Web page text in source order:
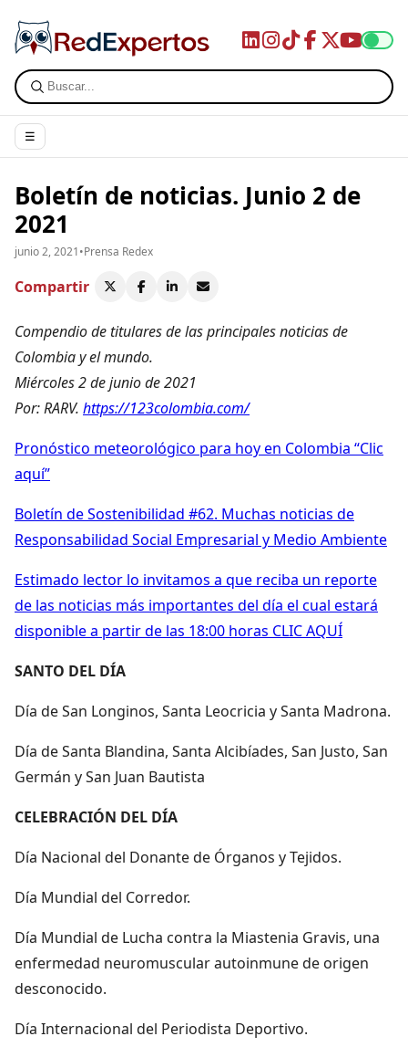
☰
Boletín de noticias. Junio 2 de
2021
junio 2, 2021•Prensa Redex
Compartir
Compendio de titulares de las principales noticias de
Colombia y el mundo.
Miércoles 2 de junio de 2021
Por: RARV. https://123colombia.com/
Pronóstico meteorológico para hoy en Colombia “Clic
aquí”
Boletín de Sostenibilidad #62. Muchas noticias de
Responsabilidad Social Empresarial y Medio Ambiente
Estimado lector lo invitamos a que reciba un reporte
de las noticias más importantes del día el cual estará
disponible a partir de las 18:00 horas CLIC AQUÍ
SANTO DEL DÍA
Día de San Longinos, Santa Leocricia y Santa Madrona.
Día de Santa Blandina, Santa Alcibíades, San Justo, San
Germán y San Juan Bautista
CELEBRACIÓN DEL DÍA
Día Nacional del Donante de Órganos y Tejidos.
Día Mundial del Corredor.
Día Mundial de Lucha contra la Miastenia Gravis, una
enfermedad neuromuscular autoinmune de origen
desconocido.
Día Internacional del Periodista Deportivo.